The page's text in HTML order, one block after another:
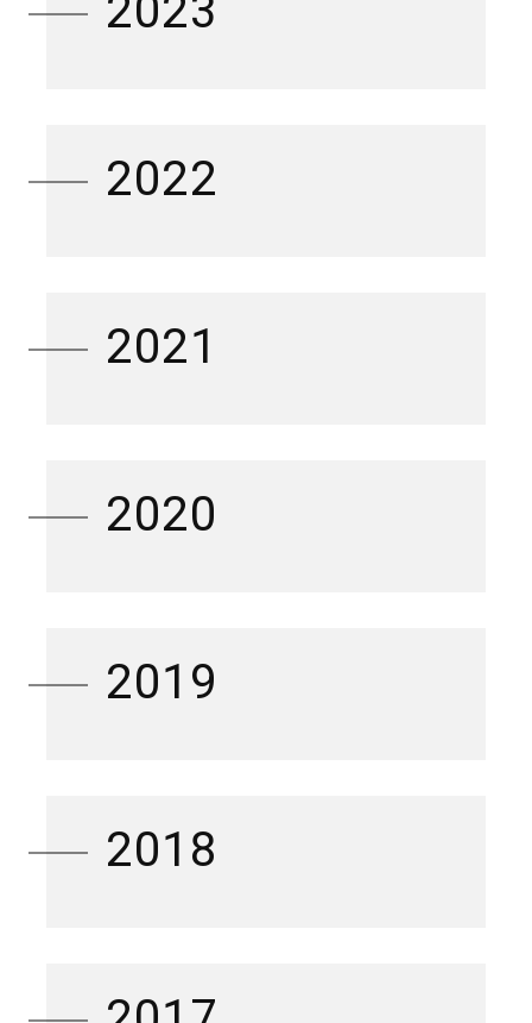
2023
2022
2021
2020
2019
2018